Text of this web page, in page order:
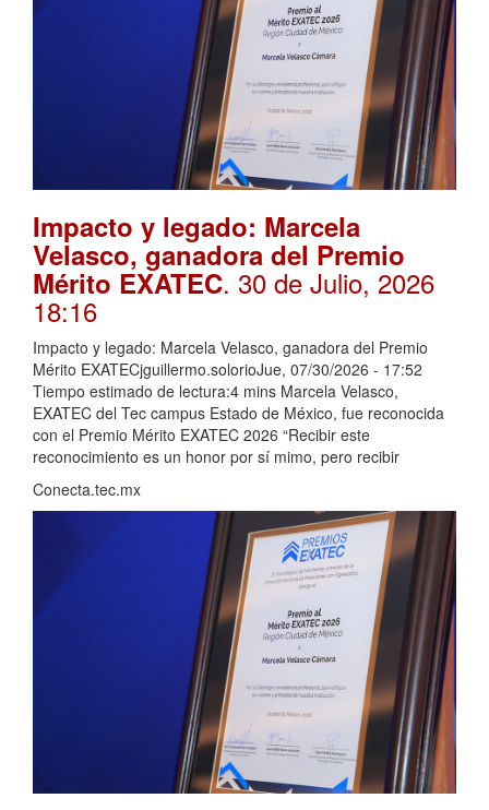
Impacto y legado: Marcela
Velasco, ganadora del Premio
Mérito EXATEC. 30 de Julio, 2026
18:16
Impacto y legado: Marcela Velasco, ganadora del Premio
Mérito EXATECjguillermo.solorioJue, 07/30/2026 - 17:52
Tiempo estimado de lectura:4 mins Marcela Velasco,
EXATEC del Tec campus Estado de México, fue reconocida
con el Premio Mérito EXATEC 2026 “Recibir este
reconocimiento es un honor por sí mimo, pero recibir
Conecta.tec.mx